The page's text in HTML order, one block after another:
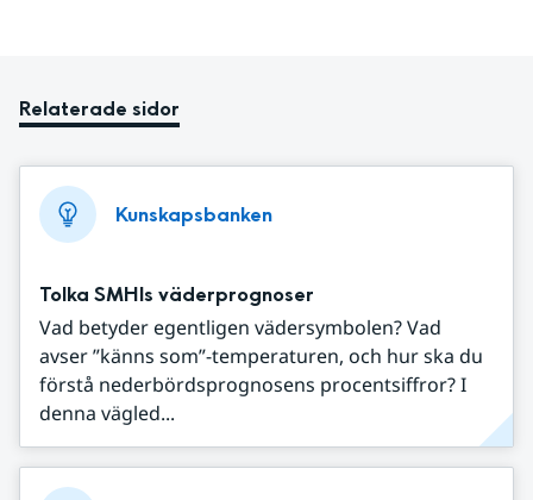
Relaterade sidor
Kunskapsbanken
Tolka SMHIs väderprognoser
Vad betyder egentligen vädersymbolen? Vad
avser ”känns som”-temperaturen, och hur ska du
förstå nederbördsprognosens procentsiffror? I
denna vägled...